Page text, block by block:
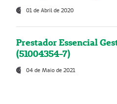
01 de Abril de 2020
Prestador Essencial
(51004354-7)
04 de Maio de 2021